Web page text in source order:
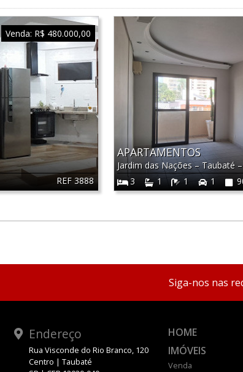
REF 3888
Venda: R$ 480.000,00
APARTAMENTOS
Jardim das Nações–Taubaté–
3
1 1 1
Siga-nos nas
Endereço
Rua Visconde do Rio Branco, 120
Centro | Taubaté
HOME
IMÓVEIS
Venda